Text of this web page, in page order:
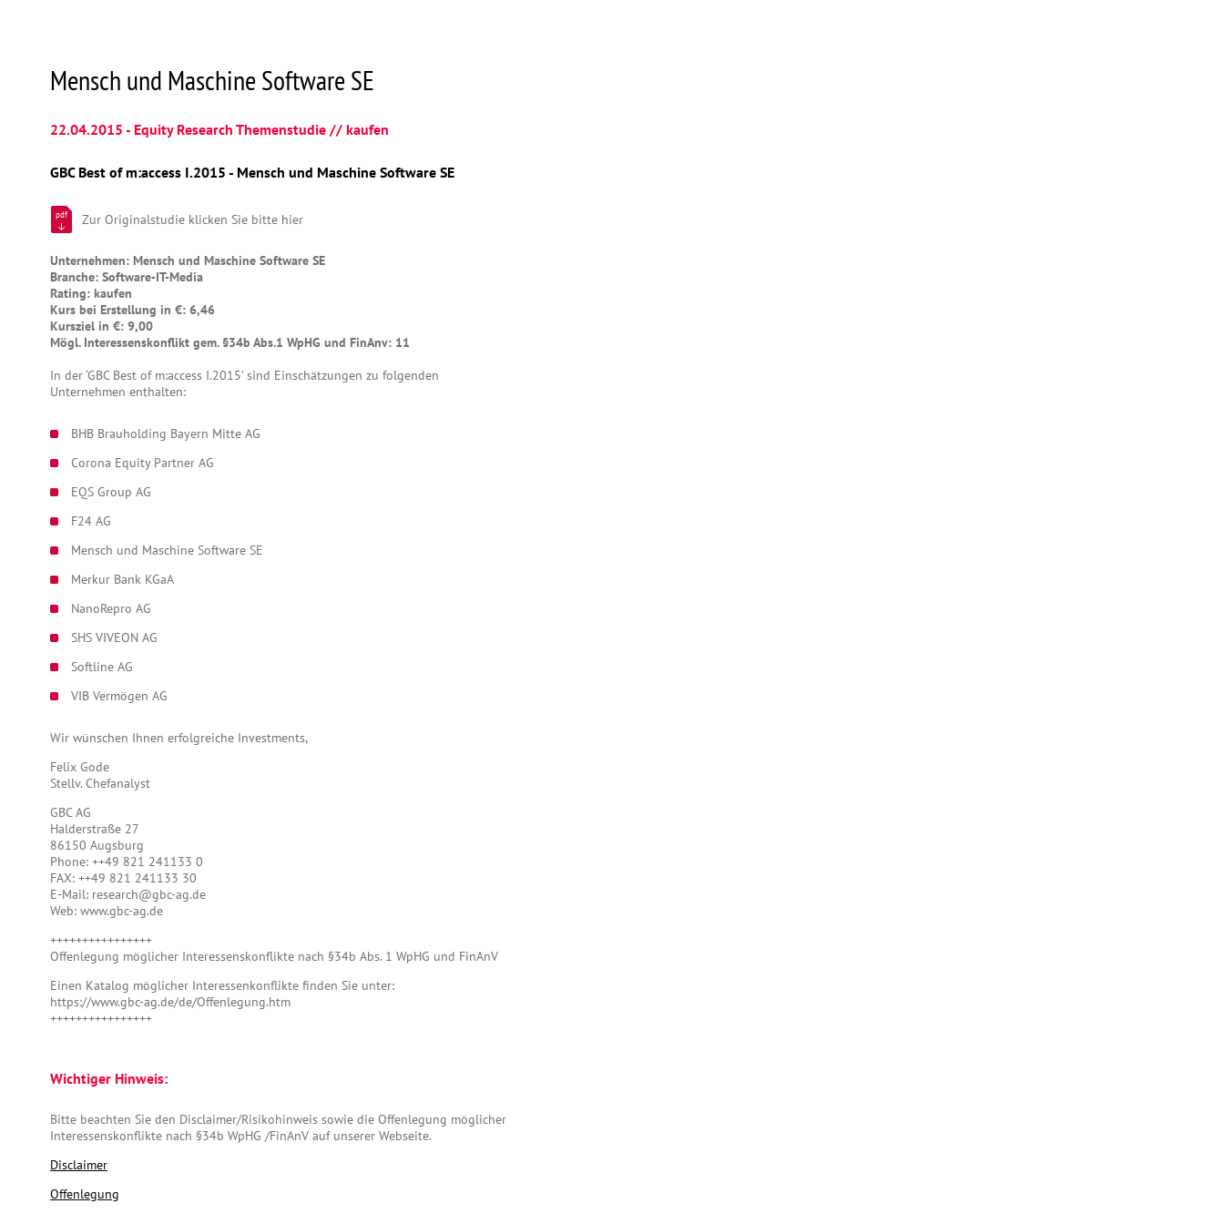
Mensch und Maschine Software SE
22.04.2015 - Equity Research Themenstudie // kaufen
GBC Best of m:access I.2015 - Mensch und Maschine Software SE
pdf Zur Originalstudie klicken Sie bitte hier
Unternehmen: Mensch und Maschine Software SE
Branche: Software-IT-Media
Rating: kaufen
Kurs bei Erstellung in €: 6,46
Kursziel in €: 9,00
Mögl. Interessenskonflikt gem. §34b Abs.1 WpHG und FinAnv: 11
In der ‘GBC Best of m:access I.2015’ sind Einschätzungen zu folgenden
Unternehmen enthalten:
BHB Brauholding Bayern Mitte AG
Corona Equity Partner AG
EQS Group AG
F24 AG
Mensch und Maschine Software SE
Merkur Bank KGaA
NanoRepro AG
SHS VIVEON AG
Softline AG
VIB Vermögen AG
Wir wünschen Ihnen erfolgreiche Investments,
Felix Gode
Stellv. Chefanalyst
GBC AG
Halderstraße 27
86150 Augsburg
Phone: ++49 821 241133 0
FAX: ++49 821 241133 30
E-Mail: research@gbc-ag.de
Web: www.gbc-ag.de
++++++++++++++++
Offenlegung möglicher Interessenskonflikte nach §34b Abs. 1 WpHG und FinAnV
Einen Katalog möglicher Interessenkonflikte finden Sie unter:
https://www.gbc-ag.de/de/Offenlegung.htm
++++++++++++++++
Wichtiger Hinweis:
Bitte beachten Sie den Disclaimer/Risikohinweis sowie die Offenlegung möglicher
Interessenskonflikte nach §34b WpHG /FinAnV auf unserer Webseite.
Disclaimer
Offenlegung